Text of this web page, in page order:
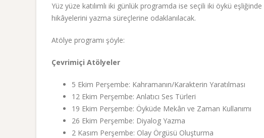
Yüz yüze katılımlı iki günlük programda ise seçili iki öykü eşliğinde
hikâyelerini yazma süreçlerine odaklanılacak.
Atölye programı şöyle:
Çevrimiçi Atölyeler
5 Ekim Perşembe: Kahramanın/Karakterin Yaratılması
12 Ekim Perşembe: Anlatıcı Ses Türleri
19 Ekim Perşembe: Öyküde Mekân ve Zaman Kullanımı
26 Ekim Perşembe: Diyalog Yazma
2 Kasım Perşembe: Olay Örgüsü Oluşturma